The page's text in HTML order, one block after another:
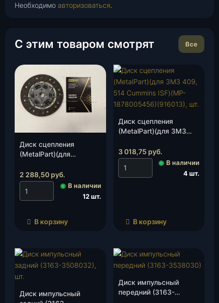
Необходимо авторизоваться.
С этим товаром смотрят Все
Диск сцепления
(MetalPart)(для
ЗМЗ-409, 514)(409-
1601130)(916010), шт.
2 288,50 руб.
◉ В наличии
12 шт.
В корзину
Диск сцепления
(MetalPart)(для ЗМЗ
(MP-1878005456)
(916013), шт.
3 018,75 руб.
◉ В наличии
4 шт.
В корзину
Диск импульсный
Диск импульсный
передний (3163-